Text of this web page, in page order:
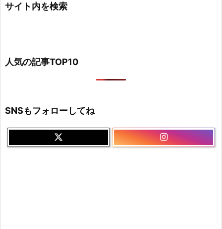
サイト内を検索
人気の記事TOP10
SNSもフォローしてね